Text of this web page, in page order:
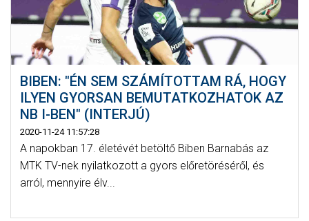
BIBEN: "ÉN SEM SZÁMÍTOTTAM RÁ, HOGY
ILYEN GYORSAN BEMUTATKOZHATOK AZ
NB I-BEN" (INTERJÚ)
2020-11-24 11:57:28
A napokban 17. életévét betöltő Biben Barnabás az
MTK TV-nek nyilatkozott a gyors előretöréséről, és
arról, mennyire élv...